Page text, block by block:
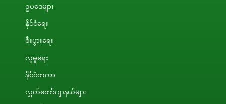
ဥပဒေများ
နိုင်ငံရေး
စီးပွားရေး
လူမှုရေး
နိုင်ငံတကာ
လွှတ်တော်ဂျာနယ်များ